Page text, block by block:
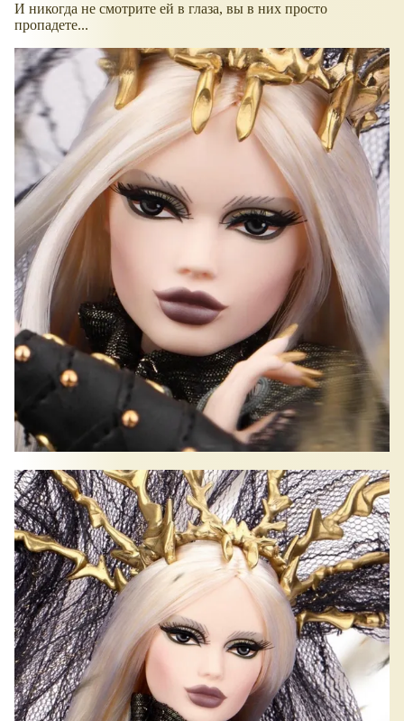
И никогда не смотрите ей в глаза, вы в них просто
пропадете...